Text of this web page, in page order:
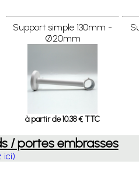
Support simple 130mm -
Ø20mm
à partir de 10.38 € TTC
/ portes embrasses
ici)